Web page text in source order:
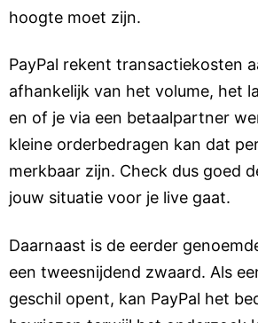
hoogte moet zijn.
PayPal rekent transactiekosten
afhankelijk van het volume, het
en of je via een betaalpartner
kleine orderbedragen kan dat
merkbaar zijn. Check dus goed
jouw situatie voor je live gaat.
Daarnaast is de eerder
een tweesnijdend zwaard. Als
geschil opent, kan PayPal het